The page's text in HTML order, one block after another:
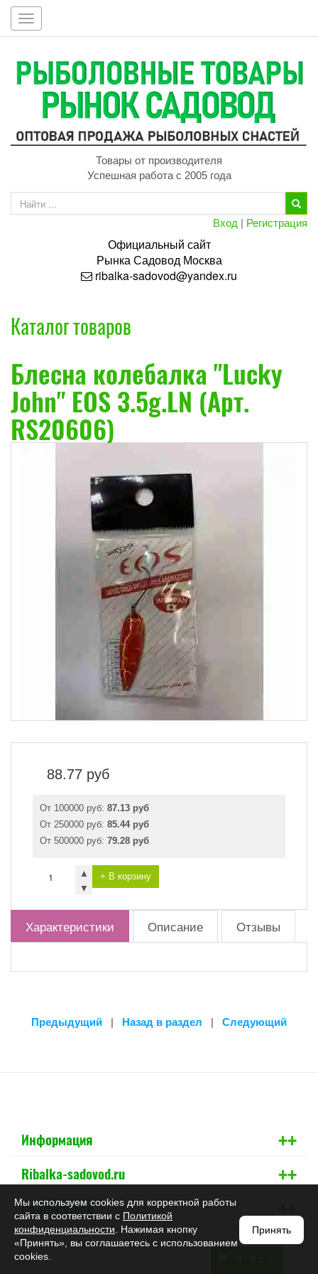
Toggle
navigation
Товары от производителя
Успешная работа с 2005 года
Вход | Регистрация
Официальный сайт
РынкаСадовод Москва
ribalka-sadovod@yandex.ru
Каталог товаров
Блесна колебалка "Lucky
John" EOS 3.5g.LN (Арт.
RS20606)
88.77 руб
От 100000 руб: 87.13 руб
От 250000 руб: 85.44 руб
От 500000 руб: 79.28 руб
▲
▼
+ В корзину
Характеристики Описание Отзывы
Предыдущий | Назад в раздел | Следующий
Информация +
+
Ribalka-sadovod.ru +
+
Подписаться +
+
Мы используем cookies для корректной работы
сайта в соответствии с Политикой
конфиденциальности . Нажимая кнопку
«Принять», вы соглашаетесь с использованием
cookies.
Принять